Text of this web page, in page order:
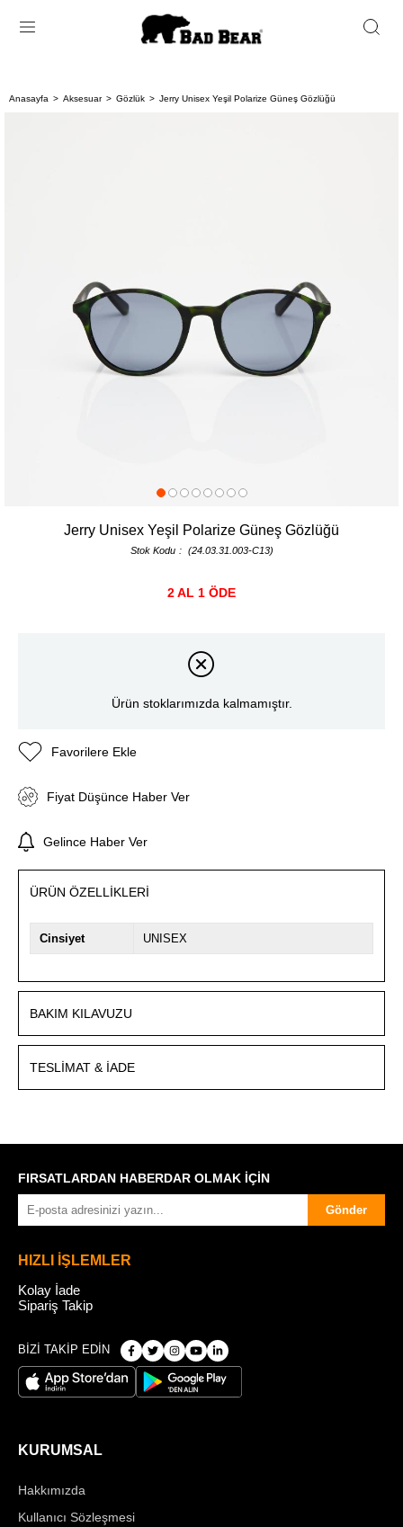
Anasayfa Aksesuar Gözlük Jerry Unisex Yeşil Polarize Güneş Gözlüğü
Jerry Unisex Yeşil Polarize Güneş Gözlüğü
Stok Kodu (24.03.31.003-C13)
2 AL 1 ÖDE
Ürün stoklarımızda kalmamıştır.
Favorilere Ekle
Fiyat Düşünce Haber Ver
Gelince Haber Ver
ÜRÜN ÖZELLIKLERI
Cinsiyet UNISEX
BAKIM KILAVUZU
TESLIMAT & İADE
FIRSATLARDAN HABERDAR OLMAK İÇİN
Gönder
HIZLI İŞLEMLER
Kolay İade
Sipariş Takip
BİZİ TAKİP EDİN
KURUMSAL
Hakkımızda
Kullanıcı Sözleşmesi